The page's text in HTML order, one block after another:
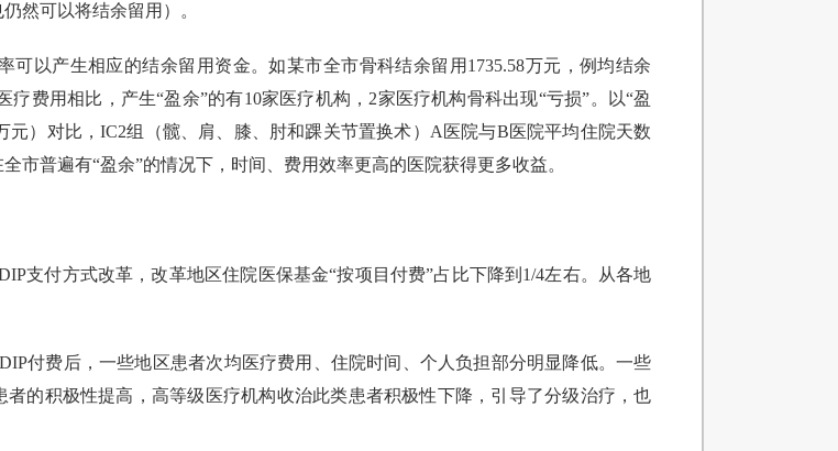
然可以将结余留用）。
以产生相应的结余留用资金。如某市全市骨科结余留用1735.58万元，例均结余
费用相比，产生“盈余”的有10家医疗机构，2家医疗机构骨科出现“亏损”。以“盈
元）对比，IC2组（髋、肩、膝、肘和踝关节置换术）A医院与B医院平均住院天数
市普遍有“盈余”的情况下，时间、费用效率更高的医院获得更多收益。
支付方式改革，改革地区住院医保基金“按项目付费”占比下降到1/4左右。从各地
付费后，一些地区患者次均医疗费用、住院时间、个人负担部分明显降低。一些
的积极性提高，高等级医疗机构收治此类患者积极性下降，引导了分级治疗，也